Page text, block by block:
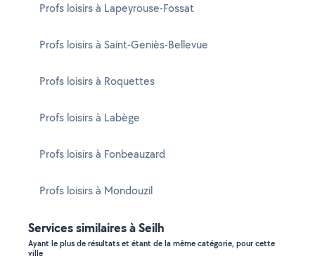
Profs loisirs à Lapeyrouse-Fossat
Profs loisirs à Saint-Geniès-Bellevue
Profs loisirs à Roquettes
Profs loisirs à Labège
Profs loisirs à Fonbeauzard
Profs loisirs à Mondouzil
Services similaires à Seilh
Ayant le plus de résultats et étant de la même catégorie, pour cette
ville